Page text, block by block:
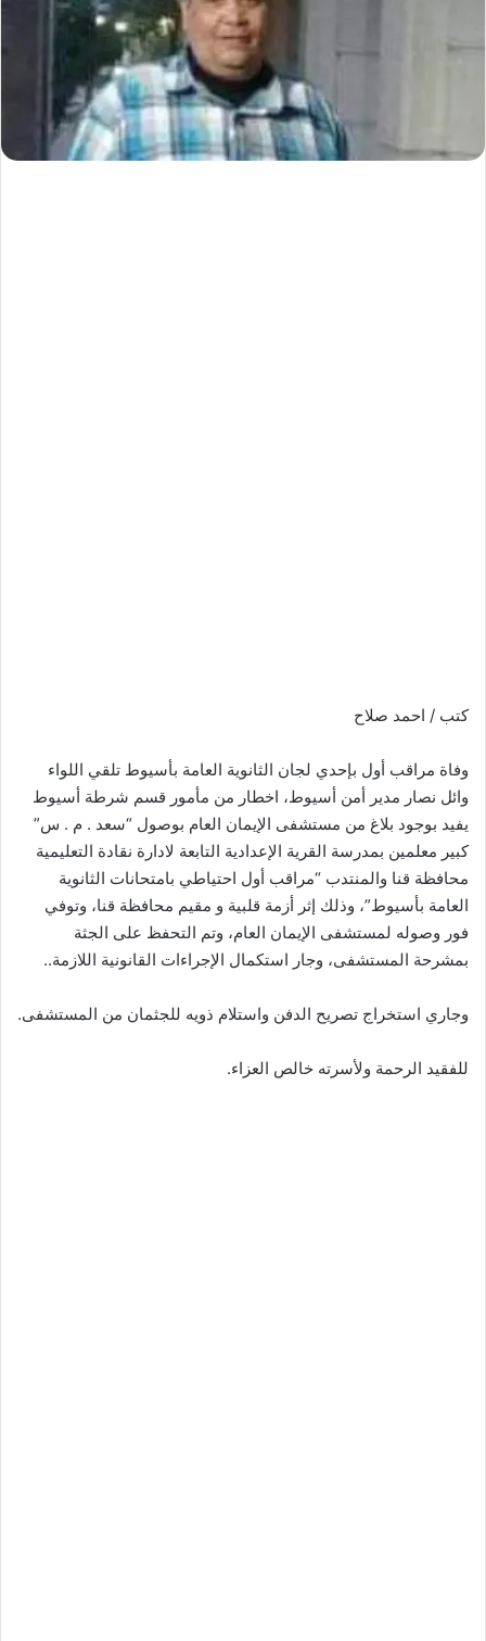
كتب / احمد صلاح
وفاة مراقب أول بإحدي لجان الثانوية العامة بأسيوط تلقي اللواء
وائل نصار مدير أمن أسيوط، اخطار من مأمور قسم شرطة أسيوط
يفيد بوجود بلاغ من مستشفى الإيمان العام بوصول “سعد . م . س”
كبير معلمين بمدرسة القرية الإعدادية التابعة لادارة نقادة التعليمية
محافظة قنا والمنتدب “مراقب أول احتياطي بامتحانات الثانوية
العامة بأسيوط”، وذلك إثر أزمة قلبية و مقيم محافظة قنا، وتوفي
فور وصوله لمستشفى الإيمان العام، وتم التحفظ على الجثة
بمشرحة المستشفى، وجار استكمال الإجراءات القانونية اللازمة..
وجاري استخراج تصريح الدفن واستلام ذويه للجثمان من المستشفى.
للفقيد الرحمة ولأسرته خالص العزاء.